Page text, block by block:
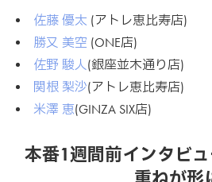
佐藤 優太 (アトレ恵比寿店)
勝又 美空 (ONE店)
佐野 駿人 (銀座並木通り店)
関根 梨沙(アトレ恵比寿店)
米澤 恵(GINZA SIX店)
本番1週間前インタビ